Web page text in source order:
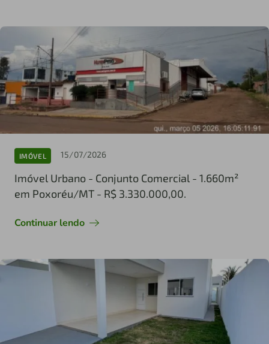
IMÓVEL 15/07/2026
Imóvel Urbano - Conjunto Comercial - 1.660m²
em Poxoréu/MT - R$ 3.330.000,00.
Continuar lendo